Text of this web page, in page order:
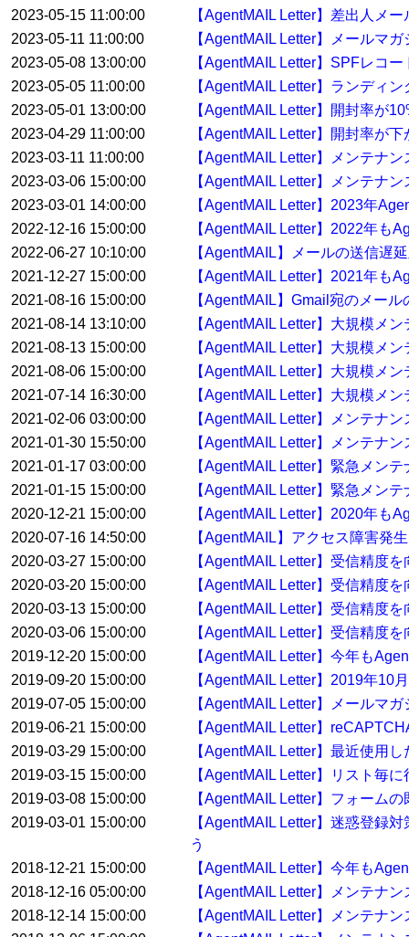
2023-05-15 11:00:00
【AgentMAIL Letter】差出人メ
2023-05-11 11:00:00
【AgentMAIL Letter】メールマ
2023-05-08 13:00:00
【AgentMAIL Letter】SPFレコ
2023-05-05 11:00:00
【AgentMAIL Letter】ランディ
2023-05-01 13:00:00
【AgentMAIL Letter】開封率が
2023-04-29 11:00:00
【AgentMAIL Letter】開封率が
2023-03-11 11:00:00
【AgentMAIL Letter】メンテナ
2023-03-06 15:00:00
【AgentMAIL Letter】メンテナ
2023-03-01 14:00:00
【AgentMAIL Letter】2023年
2022-12-16 15:00:00
【AgentMAIL Letter】2022年も
2022-06-27 10:10:00
【AgentMAIL】メールの送信遅
2021-12-27 15:00:00
【AgentMAIL Letter】2021年も
2021-08-16 15:00:00
【AgentMAIL】Gmail宛のメー
2021-08-14 13:10:00
【AgentMAIL Letter】大規模メ
2021-08-13 15:00:00
【AgentMAIL Letter】大規模メ
2021-08-06 15:00:00
【AgentMAIL Letter】大規模メ
2021-07-14 16:30:00
【AgentMAIL Letter】大規模メ
2021-02-06 03:00:00
【AgentMAIL Letter】メンテナ
2021-01-30 15:50:00
【AgentMAIL Letter】メンテナ
2021-01-17 03:00:00
【AgentMAIL Letter】緊急メン
2021-01-15 15:00:00
【AgentMAIL Letter】緊急メン
2020-12-21 15:00:00
【AgentMAIL Letter】2020年も
2020-07-16 14:50:00
【AgentMAIL】アクセス障害発
2020-03-27 15:00:00
【AgentMAIL Letter】受信精度
2020-03-20 15:00:00
【AgentMAIL Letter】受信精度
2020-03-13 15:00:00
【AgentMAIL Letter】受信精度
2020-03-06 15:00:00
【AgentMAIL Letter】受信精度
2019-12-20 15:00:00
【AgentMAIL Letter】今年も
2019-09-20 15:00:00
【AgentMAIL Letter】2019年10
2019-07-05 15:00:00
【AgentMAIL Letter】メールマ
2019-06-21 15:00:00
【AgentMAIL Letter】
2019-03-29 15:00:00
【AgentMAIL Letter】最近使用
2019-03-15 15:00:00
【AgentMAIL Letter】リスト毎
2019-03-08 15:00:00
【AgentMAIL Letter】フォーム
2019-03-01 15:00:00
【AgentMAIL Letter】迷惑登録
う
2018-12-21 15:00:00
【AgentMAIL Letter】今年も
2018-12-16 05:00:00
【AgentMAIL Letter】メンテナ
2018-12-14 15:00:00
【AgentMAIL Letter】メンテナ